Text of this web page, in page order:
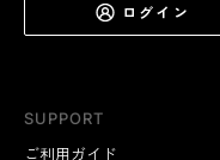
SUPPORT
ご利用ガイド
ログイン